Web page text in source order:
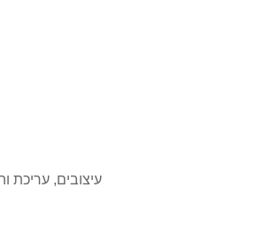
עיצובים, עריכת